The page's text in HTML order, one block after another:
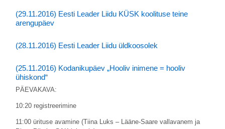
(29.11.2016) Eesti Leader Liidu KÜSK koolituse teine
arengupäev
(28.11.2016) Eesti Leader Liidu üldkoosolek
(25.11.2016) Kodanikupäev „Hooliv inimene = hooliv
ühiskond“
PÄEVAKAVA:
10:20 registreerimine
11:00 ürituse avamine (Tiina Luks – Lääne-Saare vallavanem ja